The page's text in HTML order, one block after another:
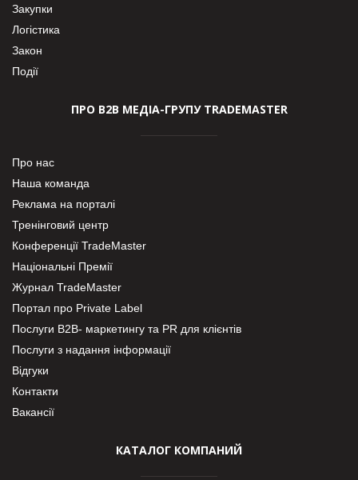
Закупки
Логістика
Закон
Події
ПРО В2В МЕДІА-ГРУПУ TRADEMASTER
Про нас
Наша команда
Реклама на порталі
Тренінговий центр
Конференції TradeMaster
Національні Премії
Журнал TradeMaster
Портал про Private Label
Послуги В2В- маркетингу та PR для клієнтів
Послуги з надання інформації
Відгуки
Контакти
Вакансії
КАТАЛОГ КОМПАНИЙ